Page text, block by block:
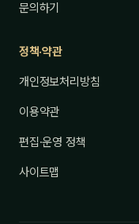
문의하기
정책·약관
개인정보처리방침
이용약관
편집·운영 정책
사이트맵